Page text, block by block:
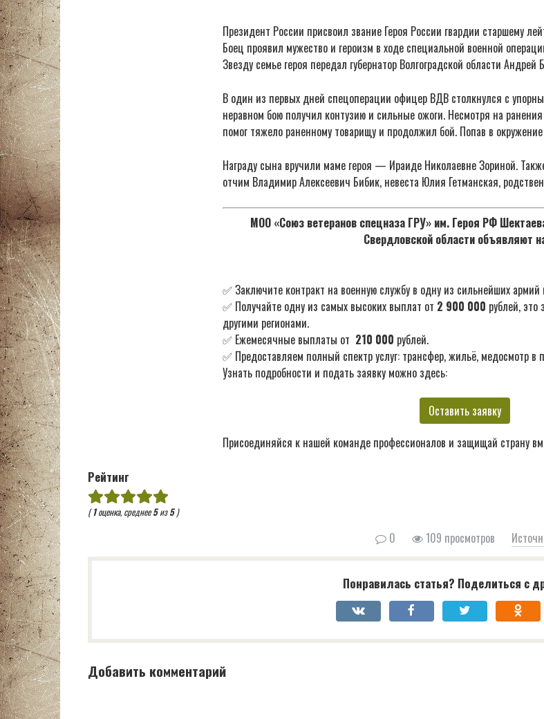
Президент России присвоил звание Героя России гвардии старшему
Боец проявил мужество и героизм в ходе специальной военной
Звезду семье героя передал губернатор Волгоградской области Андрей
В один из первых дней спецоперации офицер ВДВ столкнулся с
неравном бою получил контузию и сильные ожоги. Несмотря на
помог тяжело раненному товарищу и продолжил бой. Попав в окружение
Награду сына вручили маме героя — Ираиде Николаевне Зориной.
отчим Владимир Алексеевич Бибик, невеста Юлия Гетманская,
МОО «Союз ветеранов спецназа ГРУ» им. Героя РФ
Свердловской области объявляют
✅ Заключите контракт на военную службу в одну из сильнейших
✅ Получайте одну из самых высоких выплат от 2 900 000 рублей,
другими регионами.
✅ Ежемесячные выплаты от 210 000 рублей.
✅ Предоставляем полный спектр услуг: трансфер, жильё, медосмотр в
Узнать подробности и подать заявку можно здесь:
Оставить заявку
Присоединяйся к нашей команде профессионалов и защищай страну
Рейтинг
(1оценка, среднее5из5)
0 109 просмотров
Понравилась статья? Поделиться с
Добавить комментарий